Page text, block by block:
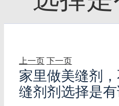
上一页 下一页
家里做美缝剂
缝剂剂选择是